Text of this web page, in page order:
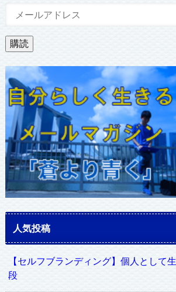
ル
ア
ド
レ
ス
購読
人気投稿
【セルフブランディング】個人として
段